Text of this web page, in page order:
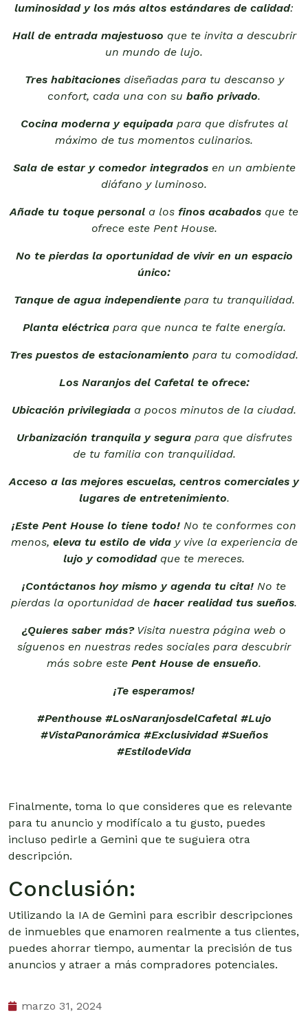
luminosidad y los más altos estándares de calidad:
Hall de entrada majestuoso que te invita a descubrir
un mundo de lujo.
Tres habitacionesdiseñadas para tu descanso y
confort, cada una con su baño privado.
Cocina moderna y equipadapara que disfrutes al
máximo de tus momentos culinarios.
Sala de estar y comedor integradosen un ambiente
diáfano y luminoso.
Añade tu toque personal a los finos acabados que te
ofrece este Pent House.
No te pierdas la oportunidad de vivir en un espacio
único:
Tanque de agua independientepara tu tranquilidad.
Planta eléctricapara que nunca te falte energía.
Tres puestos de estacionamiento para tu comodidad.
Los Naranjos del Cafetal te ofrece:
Ubicación privilegiada a pocos minutos de la ciudad.
Urbanización tranquila y segurapara que disfrutes
de tu familia con tranquilidad.
Acceso a las mejores escuelas, centros comerciales y
lugares de entretenimiento.
¡Este Pent House lo tiene todo! No te conformes con
menos, eleva tu estilo de viday vive la experiencia de
lujo y comodidadque te mereces.
¡Contáctanos hoy mismo y agenda tu cita! No te
pierdas la oportunidad de hacer realidad tus sueños.
¿Quieres saber más?Visita nuestra página web o
síguenos en nuestras redes sociales para descubrir
más sobre este Pent House de ensueño.
¡Te esperamos!
#Penthouse #LosNaranjosdelCafetal #Lujo
#VistaPanorámica #Exclusividad #Sueños
#EstilodeVida
Finalmente, toma lo que consideres que es relevante
para tu anuncio y modifícalo a tu gusto, puedes
incluso pedirle a Gemini que te suguiera otra
descripción.
Conclusión:
Utilizando la IA de Gemini para escribir descripciones
de inmuebles que enamoren realmente a tus clientes,
puedes ahorrar tiempo, aumentar la precisión de tus
anuncios y atraer a más compradores potenciales.
marzo 31, 2024